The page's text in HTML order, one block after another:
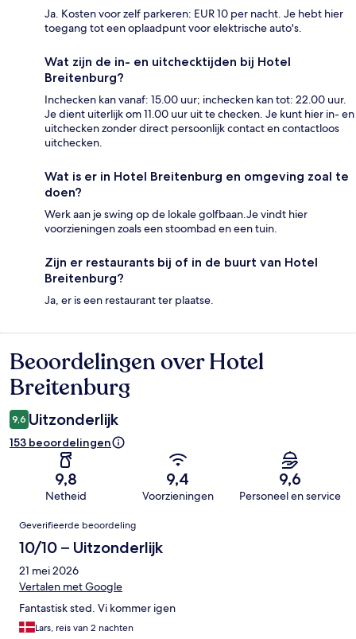
Ja. Kosten voor zelf parkeren: EUR 10 per nacht. Je hebt hier
toegang tot een oplaadpunt voor elektrische auto's.
Wat zijn de in- en uitchecktijden bij Hotel
Breitenburg?
Inchecken kan vanaf: 15.00 uur; inchecken kan tot: 22.00 uur.
Je dient uiterlijk om 11.00 uur uit te checken. Je kunt hier in- en
uitchecken zonder direct persoonlijk contact en contactloos
uitchecken.
Wat is er in Hotel Breitenburg en omgeving zoal te
doen?
Werk aan je swing op de lokale golfbaan.Je vindt hier
voorzieningen zoals een stoombad en een tuin.
Zijn er restaurants bij of in de buurt van Hotel
Breitenburg?
Ja, er is een restaurant ter plaatse.
Beoordelingen
Beoordelingen over Hotel
Breitenburg
9,6 Uitzonderlijk
153 beoordelingen
9,8
Netheid
9,4
Voorzieningen
9,6
Personeel en service
Beoordelingen
Geverifieerde beoordeling
10/10 – Uitzonderlijk
21 mei 2026
Vertalen met Google
Fantastisk sted. Vi kommer igen
Lars, reis van 2 nachten